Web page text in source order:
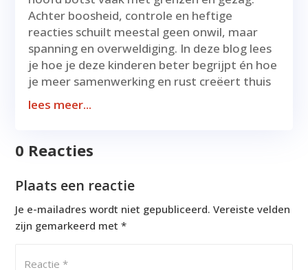
Achter boosheid, controle en heftige
reacties schuilt meestal geen onwil, maar
spanning en overweldiging. In deze blog lees
je hoe je deze kinderen beter begrijpt én hoe
je meer samenwerking en rust creëert thuis
lees meer...
0 Reacties
Plaats een reactie
Je e-mailadres wordt niet gepubliceerd. Vereiste velden
zijn gemarkeerd met*